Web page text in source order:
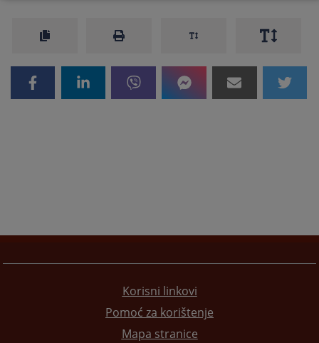
Korisni linkovi
Pomoć za korištenje
Mapa stranice